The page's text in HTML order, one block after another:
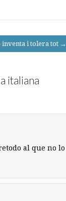
inventa i tolera tot →
italiana
al que no lo